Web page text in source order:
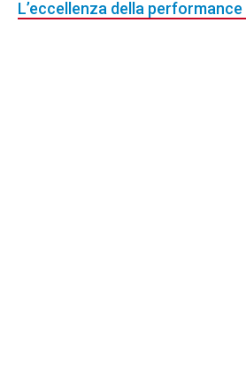
L’eccellenza della